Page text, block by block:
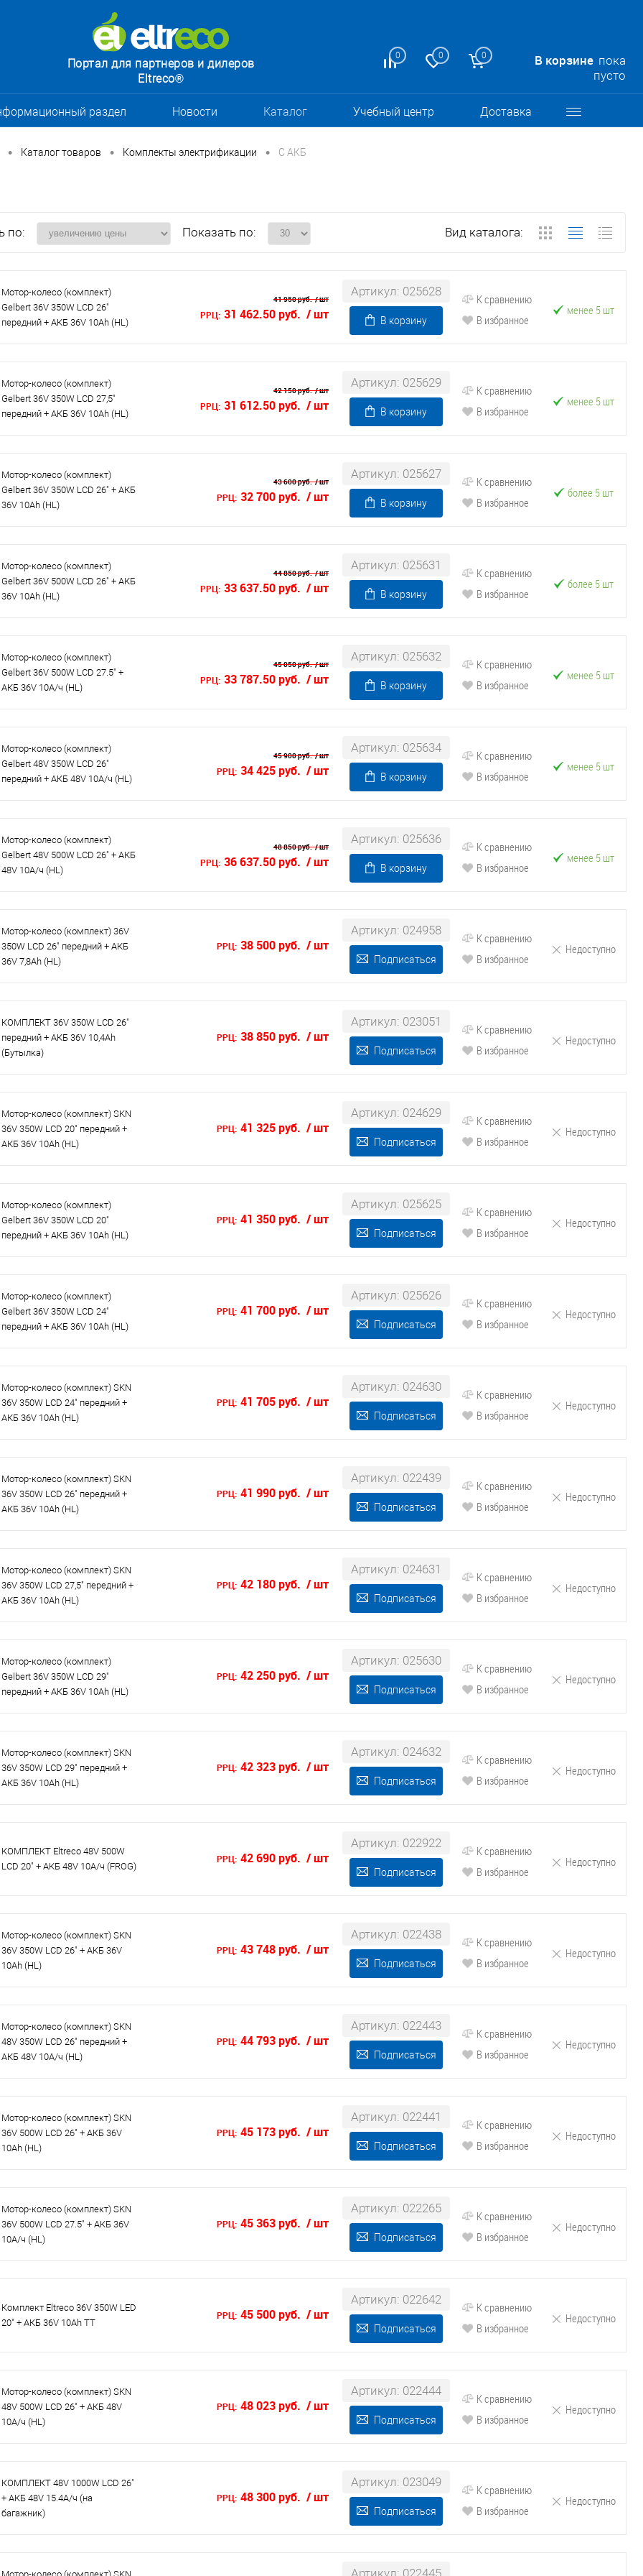
0 0 0 В корзине пока
пусто
Портал для партнеров и дилеров
Eltreco®
раздел Новости Каталог Учебный центр Доставка
• Каталог товаров • Комплекты электрификации • С АКБ
по: Показать по: Вид каталога:
Мотор-колесо (комплект)
Gelbert 36V 350W LCD 26"
передний + АКБ 36V 10Ah (HL)
41 950 руб./ шт
РРЦ: 31 462.50 руб. / шт
Артикул: 025628
В корзину
К сравнению
В избранное
менее 5 шт
Мотор-колесо (комплект)
Gelbert 36V 350W LCD 27,5"
передний + АКБ 36V 10Ah (HL)
42 150 руб./ шт
РРЦ: 31 612.50 руб. / шт
Артикул: 025629
В корзину
К сравнению
В избранное
менее 5 шт
Мотор-колесо (комплект)
Gelbert 36V 350W LCD 26" + АКБ
36V 10Ah (HL)
43 600 руб./ шт
РРЦ: 32 700 руб. / шт
Артикул: 025627
В корзину
К сравнению
В избранное
более 5 шт
Мотор-колесо (комплект)
Gelbert 36V 500W LCD 26" + АКБ
36V 10Ah (HL)
44 850 руб./ шт
РРЦ: 33 637.50 руб. / шт
Артикул: 025631
В корзину
К сравнению
В избранное
более 5 шт
Мотор-колесо (комплект)
Gelbert 36V 500W LCD 27.5" +
АКБ 36V 10А/ч (HL)
45 050 руб./ шт
РРЦ: 33 787.50 руб. / шт
Артикул: 025632
В корзину
К сравнению
В избранное
менее 5 шт
Мотор-колесо (комплект)
Gelbert 48V 350W LCD 26"
передний + АКБ 48V 10А/ч (HL)
45 900 руб./ шт
РРЦ: 34 425 руб. / шт
Артикул: 025634
В корзину
К сравнению
В избранное
менее 5 шт
Мотор-колесо (комплект)
Gelbert 48V 500W LCD 26" + АКБ
48V 10А/ч (HL)
48 850 руб./ шт
РРЦ: 36 637.50 руб. / шт
Артикул: 025636
В корзину
К сравнению
В избранное
менее 5 шт
Мотор-колесо (комплект) 36V
350W LCD 26" передний + АКБ
36V 7,8Ah (HL)
РРЦ: 38 500 руб. / шт
Артикул: 024958
Подписаться
К сравнению
В избранное
Недоступно
КОМПЛЕКТ 36V 350W LCD 26"
передний + АКБ 36V 10,4Ah
(Бутылка)
РРЦ: 38 850 руб. / шт
Артикул: 023051
Подписаться
К сравнению
В избранное
Недоступно
Мотор-колесо (комплект) SKN
36V 350W LCD 20" передний +
АКБ 36V 10Ah (HL)
РРЦ: 41 325 руб. / шт
Артикул: 024629
Подписаться
К сравнению
В избранное
Недоступно
Мотор-колесо (комплект)
Gelbert 36V 350W LCD 20"
передний + АКБ 36V 10Ah (HL)
РРЦ: 41 350 руб. / шт
Артикул: 025625
Подписаться
К сравнению
В избранное
Недоступно
Мотор-колесо (комплект)
Gelbert 36V 350W LCD 24"
передний + АКБ 36V 10Ah (HL)
РРЦ: 41 700 руб. / шт
Артикул: 025626
Подписаться
К сравнению
В избранное
Недоступно
Мотор-колесо (комплект) SKN
36V 350W LCD 24" передний +
АКБ 36V 10Ah (HL)
РРЦ: 41 705 руб. / шт
Артикул: 024630
Подписаться
К сравнению
В избранное
Недоступно
Мотор-колесо (комплект) SKN
36V 350W LCD 26" передний +
АКБ 36V 10Ah (HL)
РРЦ: 41 990 руб. / шт
Артикул: 022439
Подписаться
К сравнению
В избранное
Недоступно
Мотор-колесо (комплект) SKN
36V 350W LCD 27,5" передний +
АКБ 36V 10Ah (HL)
РРЦ: 42 180 руб. / шт
Артикул: 024631
Подписаться
К сравнению
В избранное
Недоступно
Мотор-колесо (комплект)
Gelbert 36V 350W LCD 29"
передний + АКБ 36V 10Ah (HL)
РРЦ: 42 250 руб. / шт
Артикул: 025630
Подписаться
К сравнению
В избранное
Недоступно
Мотор-колесо (комплект) SKN
36V 350W LCD 29" передний +
АКБ 36V 10Ah (HL)
РРЦ: 42 323 руб. / шт
Артикул: 024632
Подписаться
К сравнению
В избранное
Недоступно
КОМПЛЕКТ Eltreco 48V 500W
LCD 20" + АКБ 48V 10А/ч (FROG)
РРЦ: 42 690 руб. / шт
Артикул: 022922
Подписаться
К сравнению
В избранное
Недоступно
Мотор-колесо (комплект) SKN
36V 350W LCD 26" + АКБ 36V
10Ah (HL)
РРЦ: 43 748 руб. / шт
Артикул: 022438
Подписаться
К сравнению
В избранное
Недоступно
Мотор-колесо (комплект) SKN
48V 350W LCD 26" передний +
АКБ 48V 10А/ч (HL)
РРЦ: 44 793 руб. / шт
Артикул: 022443
Подписаться
К сравнению
В избранное
Недоступно
Мотор-колесо (комплект) SKN
36V 500W LCD 26" + АКБ 36V
10Ah (HL)
РРЦ: 45 173 руб. / шт
Артикул: 022441
Подписаться
К сравнению
В избранное
Недоступно
Мотор-колесо (комплект) SKN
36V 500W LCD 27.5" + АКБ 36V
10А/ч (HL)
РРЦ: 45 363 руб. / шт
Артикул: 022265
Подписаться
К сравнению
В избранное
Недоступно
Комплект Eltreco 36V 350W LED
20" + АКБ 36V 10Ah TT
РРЦ: 45 500 руб. / шт
Артикул: 022642
Подписаться
К сравнению
В избранное
Недоступно
Мотор-колесо (комплект) SKN
48V 500W LCD 26" + АКБ 48V
10А/ч (HL)
РРЦ: 48 023 руб. / шт
Артикул: 022444
Подписаться
К сравнению
В избранное
Недоступно
КОМПЛЕКТ 48V 1000W LCD 26"
+ АКБ 48V 15.4А/ч (на
багажник)
РРЦ: 48 300 руб. / шт
Артикул: 023049
Подписаться
К сравнению
В избранное
Недоступно